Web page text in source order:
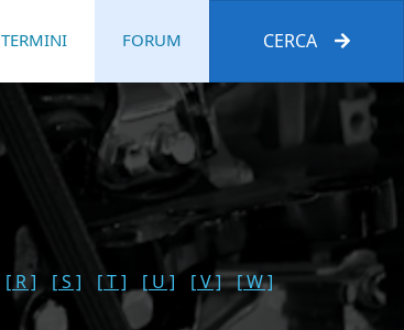
TERMINI FORUM CERCA
[ R ] [ S ] [ T ] [ U ] [ V ]
[ W ]